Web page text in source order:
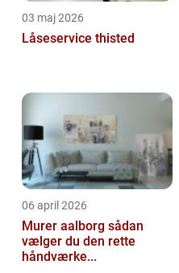
03 maj 2026
Låseservice thisted
06 april 2026
Murer aalborg sådan
vælger du den rette
håndværke...